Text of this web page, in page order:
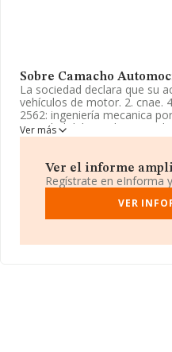
Sobre Camacho
La sociedad declara que su
vehículos de motor. 2. cnae.
2562: ingeniería mecanica
sociedad deba realizar
La actividad de referencia
La empresaCamacho
Pol. 39, Parc. 234, (13109),
nacional la facturación
Ver más
Ver el informe
Regístrate en eInforma
VER